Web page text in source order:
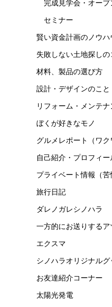
完成見学会・オープ
セミナー
賢い資金計画のノウハ
失敗しない土地探しの
材料、製品の選び方
設計・デザインのこと
リフォーム・メンテナ
ぼくが好きなモノ
グルメレポート（ワク
自己紹介・プロフィー
プライベート情報（苦
旅行日記
ダレノガレシノハラ
一方的にお送りするア
エクスマ
シノハラオリジナルグ
お友達紹介コーナー
太陽光発電